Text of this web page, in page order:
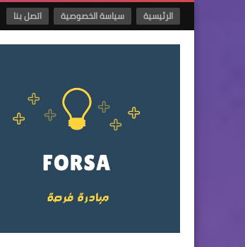
الرئيسية سياسة الخصوصية اتصل بنا